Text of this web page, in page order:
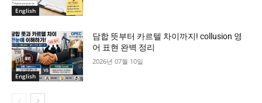
English
English
담합 뜻부터 카르텔 차이까지! collusion 영
어 표현 완벽 정리
2026년 07월 10일